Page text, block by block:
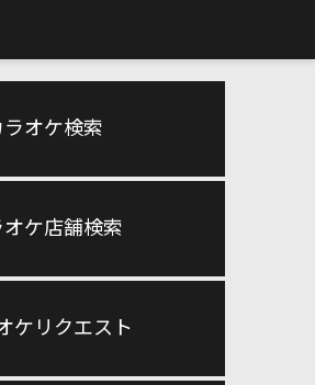
ラオケ検索
オケ店舗検索
ケリクエスト